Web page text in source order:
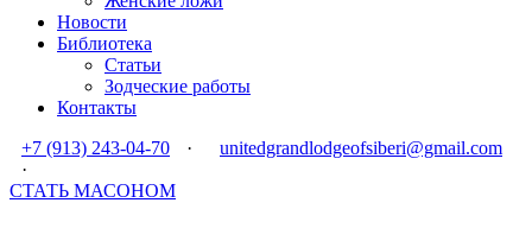
Новости
Библиотека
Статьи
Зодческие работы
Контакты
+7 (913) 243-04-70
·
unitedgrandlodgeofsiberi@gmail.com
·
СТАТЬ МАСОНОМ